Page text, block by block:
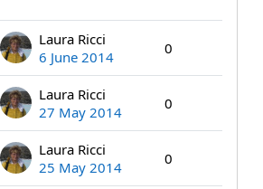
Laura Ricci
6 June 2014
0
Laura Ricci
27 May 2014
0
Laura Ricci
25 May 2014
0